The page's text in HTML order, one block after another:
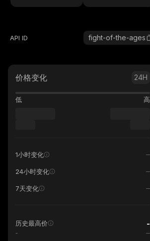
API ID fight-of-the-ages
价格变化 24H
低 高
1小时变化
24小时变化
7天变化
历史最高价 -
-